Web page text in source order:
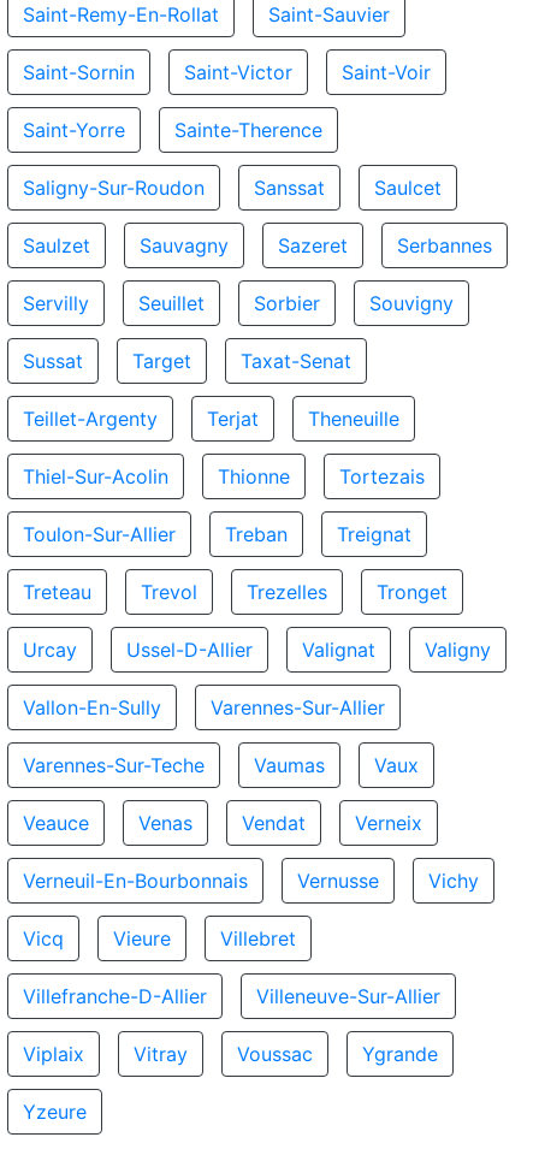
Saint-Remy-En-Rollat Saint-Sauvier
Saint-Sornin Saint-Victor Saint-Voir
Saint-Yorre Sainte-Therence
Saligny-Sur-Roudon Sanssat Saulcet
Saulzet Sauvagny Sazeret Serbannes
Servilly Seuillet Sorbier Souvigny
Sussat Target Taxat-Senat
Teillet-Argenty Terjat Theneuille
Thiel-Sur-Acolin Thionne Tortezais
Toulon-Sur-Allier Treban Treignat
Treteau Trevol Trezelles Tronget
Urcay Ussel-D-Allier Valignat Valigny
Vallon-En-Sully Varennes-Sur-Allier
Varennes-Sur-Teche Vaumas Vaux
Veauce Venas Vendat Verneix
Verneuil-En-Bourbonnais Vernusse Vichy
Vicq Vieure Villebret
Villefranche-D-Allier Villeneuve-Sur-Allier
Viplaix Vitray Voussac Ygrande
Yzeure